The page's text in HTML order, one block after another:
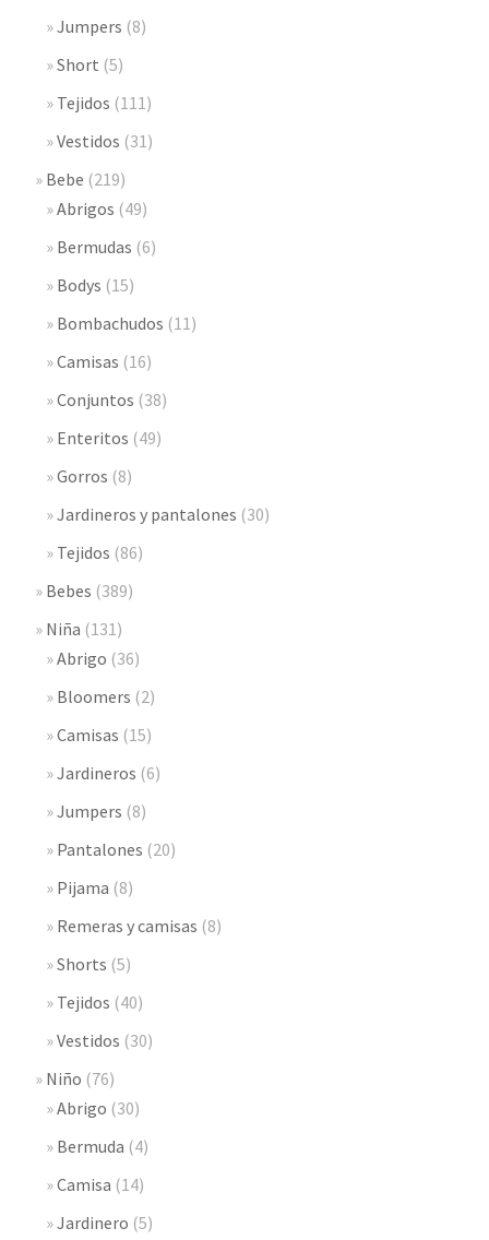
Jumpers (8)
Short (5)
Tejidos (111)
Vestidos (31)
Bebe (219)
Abrigos (49)
Bermudas (6)
Bodys (15)
Bombachudos (11)
Camisas (16)
Conjuntos (38)
Enteritos (49)
Gorros (8)
Jardineros y pantalones (30)
Tejidos (86)
Bebes (389)
Niña (131)
Abrigo (36)
Bloomers (2)
Camisas (15)
Jardineros (6)
Jumpers (8)
Pantalones (20)
Pijama (8)
Remeras y camisas (8)
Shorts (5)
Tejidos (40)
Vestidos (30)
Niño (76)
Abrigo (30)
Bermuda (4)
Camisa (14)
Jardinero (5)